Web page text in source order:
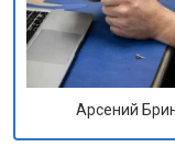
Арсений